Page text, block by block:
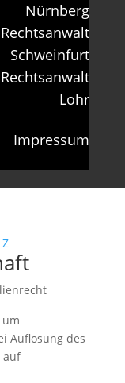
Nürnberg
Rechtsanwalt
Schweinfurt
Rechtsanwalt
Lohr
Impressum
Z
Auflösung des
auf